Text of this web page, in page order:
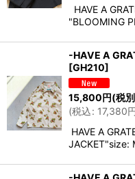
HAVE A
"BLOOMING
-HAVE A
[GH210]
15,800円(税
(税込: 17,380
HAVE A
JACKET"size: